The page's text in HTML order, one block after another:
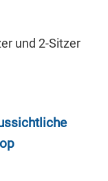
und 2-Sitzer